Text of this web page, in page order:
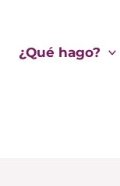
¿Qué hago?